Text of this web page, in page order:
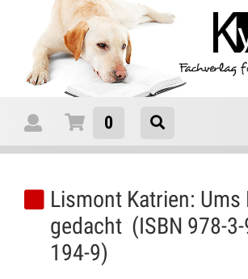
Lismont Katrien: Ums
gedacht (ISBN 978-
194-9)
0